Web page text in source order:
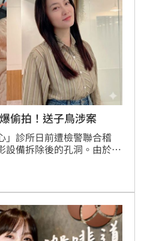
偷拍！送子鳥涉案
」診所日前遭檢警聯合稽
設備拆除後的孔洞。由於該
靠著試管嬰兒在此喜獲一
責人與林姓現場經理到案，
害秘密等罪嫌，諭令兩人各